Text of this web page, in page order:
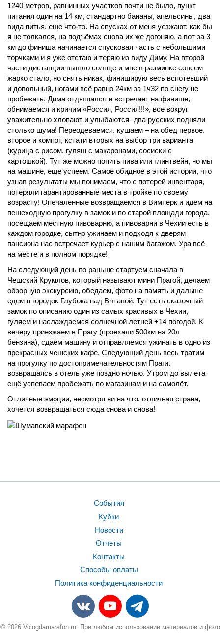
1240 метров, равнинных участков почти не было, пункт
питания один на 14 км, стандартно бананы, апельсины, два
вида питья, еще что-то. На спусках от меня уезжают, как бы
я не толкался, на подъёмах снова их же догоняю, а вот за 3
км до финиша начинается спусковая часть с небольшими
торчками и я уже отстаю и теряю из виду Диму. На второй
части дистанции вышло солнце и мне в разминке совсем
жарко стало, но снять никак, финиширую весь вспотевший
и довольный, ногами всё равно 24км за 1ч32 по снегу не
пробежать. Дима отдышался и встречает на финише,
обнимаемся и кричим «Россия, Россия!!!», все вокруг
уважительно хлопают и улыбаются- два русских подняли
столько шума! Переодеваемся, кушаем – на обед первое,
второе и компот, кстати вторых на выбор три варианта
(курица с рисом, гуляш с макаронами, сосиски с
картошкой). Тут же можно попить пива или глинтвейн, но мы
на машине, еще успеем. Самое обидное в этой истории, что
узнав результаты мы понимаем, что с потерей инвентаря,
потеряли гарантированные места в тройке по своему
возрасту! Опечаленные возвращаемся в Вимперк и идём на
пешеходную прогулку в замок и по старой площади города,
посещаем местную пивоварню, а пивоварни в Чехии есть в
каждом городке, сытно ужинаем и подходя к дверям
пансиона нас встречает курьер с нашим багажом. Ура всё
на месте и в полном порядке!
На следующий день по раньше стартуем сначала в
Чешский Крумлов, который называют мини Прагой, делаем
обзорную экскурсию, обедаем, фото на память и дальше
едем в городок Глубока над Влтавой. Тут есть сказочный
замок по описанию один из самых красивых в Чехии,
гуляем и наслаждаемся солнечной летней +14 погодой. К
вечеру приезжаем в Прагу (проехали 500км на 20л
бензина), сдаём машину и отправляемся ужинать в одно из
прекрасных чешских кафе. Следующий день весь тратим
на прогулку по достопримечательностям Праги,
возвращаясь в отель уже поздно ночью. Утром до вылета
ещё успеваем пробежать по магазинам и на самолёт.
Отличные эмоции, несмотря ни на что, отличная страна,
хочется возвращаться сюда снова и снова!
События
Кубки
Новости
Отчеты
Контакты
Способы оплаты
Политика конфиденциальности
© 2026 Vologdamarafon.ru. При любом использовании материалов и фото